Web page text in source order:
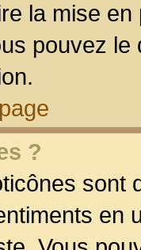
la mise
pouvez
?
sont
en